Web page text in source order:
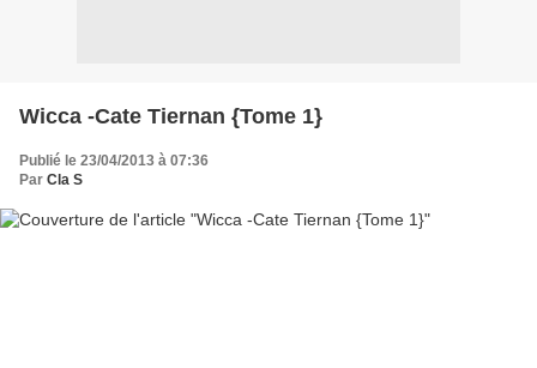
Wicca -Cate Tiernan {Tome 1}
Publié le 23/04/2013 à 07:36
Par Cla S